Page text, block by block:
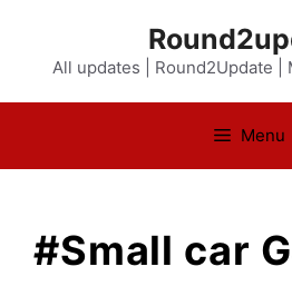
contentAll updates | Round2Update |
Menu
#Small car